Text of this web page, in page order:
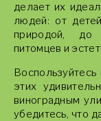
делает их
людей: от
природой, до
питомцев и
этих
виноградным
убедитесь, что